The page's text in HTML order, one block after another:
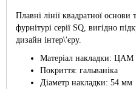
Плавні лінії квадратної основи
фурнітурі серії SQ, вигідно
дизайн інтер\'єру.
Матеріал накладки: ЦАМ
Покриття: гальваніка
Діаметр накладки: 54 мм